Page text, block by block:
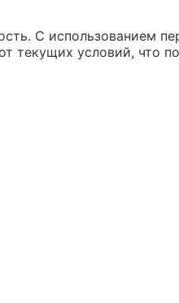
С использованием
текущих условий, что